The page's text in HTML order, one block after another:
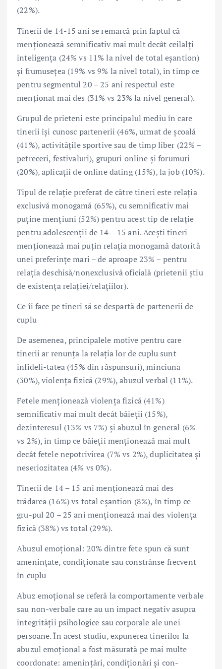
(22%).
Tinerii de 14-15 ani se remarcă prin faptul că
menționează semnificativ mai mult decât ceilalți
inteligența (24% vs 11% la nivel de total eșantion)
și frumusețea (19% vs 9% la nivel total), în timp ce
pentru segmentul 20 – 25 ani respectul este
menționat mai des (31% vs 23% la nivel general).
Grupul de prieteni este principalul mediu în care
tinerii își cunosc partenerii (46%, urmat de școală
(41%), activitățile sportive sau de timp liber (22% –
petreceri, festivaluri), grupuri online și forumuri
(20%), aplicații de online dating (15%), la job (10%).
Tipul de relație preferat de către tineri este relația
exclusivă monogamă (65%), cu semnificativ mai
puține mențiuni (52%) pentru acest tip de relație
pentru adolescenții de 14 – 15 ani. Acești tineri
menționează mai puțin relația monogamă datorită
unei preferințe mari – de aproape 23% – pentru
relația deschisă/nonexclusivă oficială (prietenii știu
de existența relației/relațiilor).
Ce îi face pe tineri să se despartă de partenerii de
cuplu
De asemenea, principalele motive pentru care
tinerii ar renunța la relația lor de cuplu sunt
infideli-tatea (45% din răspunsuri), minciuna
(30%), violența fizică (29%), abuzul verbal (11%).
Fetele menționează violența fizică (41%)
semnificativ mai mult decât băieții (15%),
dezinteresul (13% vs 7%) și abuzul în general (6%
vs 2%), în timp ce băieții menționează mai mult
decât fetele nepotrivirea (7% vs 2%), duplicitatea și
neseriozitatea (4% vs 0%).
Tinerii de 14 – 15 ani menționează mai des
trădarea (16%) vs total eșantion (8%), în timp ce
gru-pul 20 – 25 ani menționează mai des violența
fizică (38%) vs total (29%).
Abuzul emoțional: 20% dintre fete spun că sunt
amenințate, condiționate sau constrânse frecvent
în cuplu
Abuz emoțional se referă la comportamente verbale
sau non-verbale care au un impact negativ asupra
integrității psihologice sau corporale ale unei
persoane. În acest studiu, expunerea tinerilor la
abuzul emoțional a fost măsurată pe mai multe
coordonate: amenințări, condiționări și con-